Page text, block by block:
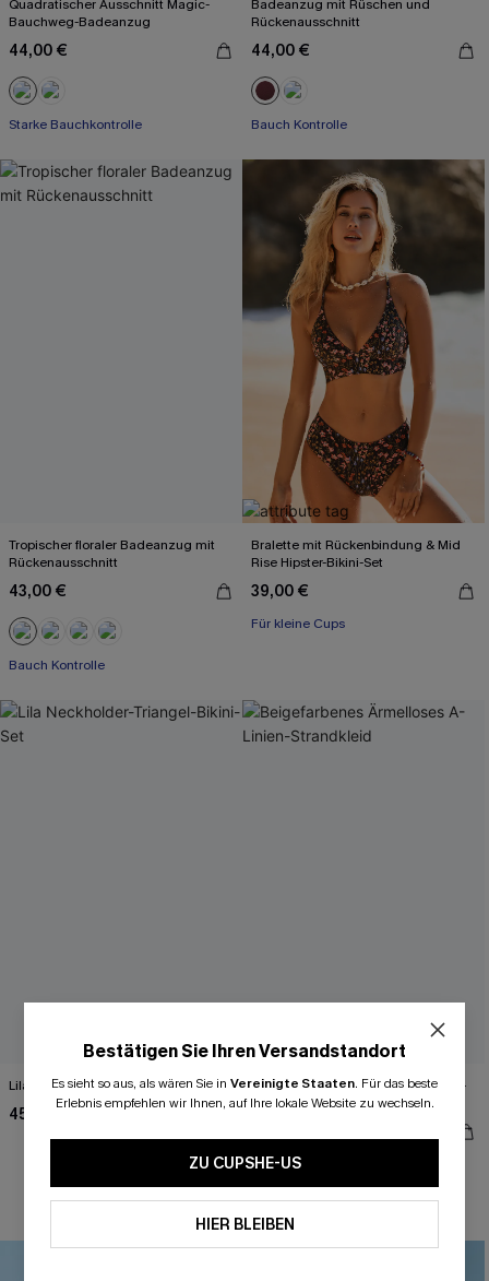
Quadratischer Ausschnitt Magic-
Bauchweg-Badeanzug
44,00 €
Starke Bauchkontrolle
Badeanzug mit Rüschen und
Rückenausschnitt
44,00 €
Bauch Kontrolle
Tropischer floraler Badeanzug mit
Rückenausschnitt
43,00 €
Bauch Kontrolle
Bralette mit Rückenbindung & Mid
Rise Hipster-Bikini-Set
39,00 €
Für kleine Cups
Lila Neckholder-Triangel-Bikini-Set
45,00 €
Beigefarbenes Ärmelloses A-Linien-
Strandkleid
Gesmokt
Bestätigen Sie Ihren Versandstandort
Es sieht so aus, als wären Sie in Vereinigte Staaten. Für das beste
Erlebnis empfehlen wir Ihnen, auf Ihre lokale Website zu wechseln.
ZU CUPSHE-US
HIER BLEIBEN